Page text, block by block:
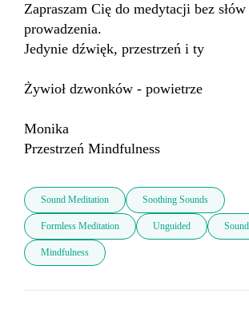
Zapraszam Cię do medytacji bez
prowadzenia.
Jedynie dźwięk, przestrzeń i ty
Żywioł dzwonków - powietrze
Monika
Przestrzeń Mindfulness
Sound Meditation Soothing Sounds
Formless Meditation Unguided Sound
Mindfulness